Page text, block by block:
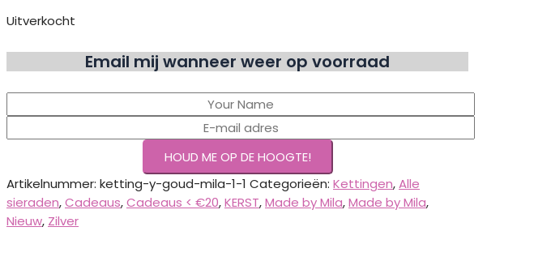
Uitverkocht
Email mij wanneer weer op voorraad
Artikelnummer: ketting-y-goud-mila-1-1 Categorieën: Kettingen,Alle
sieraden,Cadeaus,Cadeaus < €20,KERST,Made by Mila,Made by Mila,
Nieuw, Zilver